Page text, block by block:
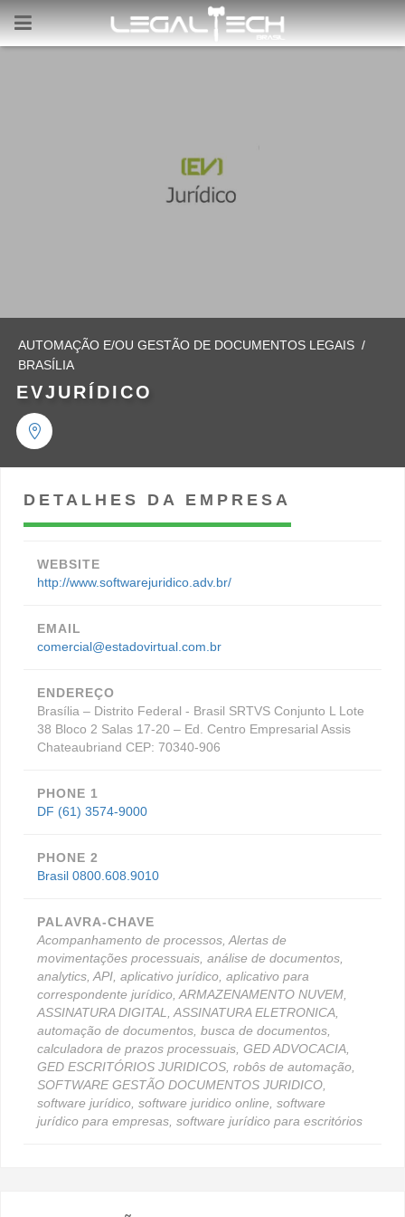
AUTOMAÇÃO E/OU GESTÃO DE DOCUMENTOS LEGAIS /
BRASÍLIA
EVJURÍDICO
DETALHES DA EMPRESA
WEBSITE
http://www.softwarejuridico.adv.br/
EMAIL
comercial@estadovirtual.com.br
ENDEREÇO
Brasília – Distrito Federal - Brasil SRTVS Conjunto L Lote
38 Bloco 2 Salas 17-20 – Ed. Centro Empresarial Assis
Chateaubriand CEP: 70340-906
PHONE 1
DF (61) 3574-9000
PHONE 2
Brasil 0800.608.9010
PALAVRA-CHAVE
Acompanhamento de processos, Alertas de
movimentações processuais, análise de documentos,
analytics, API, aplicativo jurídico, aplicativo para
correspondente jurídico, ARMAZENAMENTO NUVEM,
ASSINATURA DIGITAL, ASSINATURA ELETRONICA,
automação de documentos, busca de documentos,
calculadora de prazos processuais, GED ADVOCACIA,
GED ESCRITÓRIOS JURIDICOS, robôs de automação,
SOFTWARE GESTÃO DOCUMENTOS JURIDICO,
software jurídico, software juridico online, software
jurídico para empresas, software jurídico para escritórios